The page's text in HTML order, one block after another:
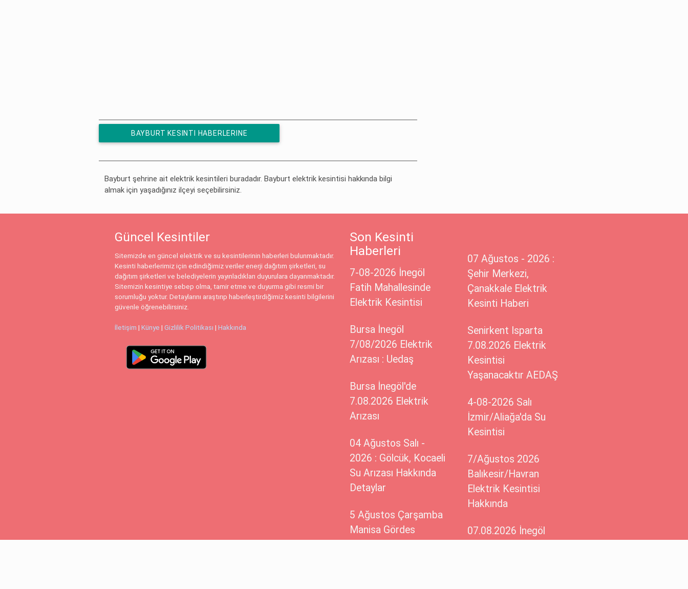
BAYBURT KESINTI HABERLERINE
Bayburt şehrine ait elektrik kesintileri buradadır. Bayburt elektrik kesintisi hakkında bilgi
almak için yaşadığınız ilçeyi seçebilirsiniz.
Güncel Kesintiler
Sitemizde en güncel elektrik ve su kesintilerinin haberleri bulunmaktadır.
Kesinti haberlerimiz için edindiğimiz veriler enerji dağıtım şirketleri, su
dağıtım şirketleri ve belediyelerin yayınladıkları duyurulara dayanmaktadır.
Sitemizin kesintiye sebep olma, tamir etme ve duyurma gibi resmi bir
sorumluğu yoktur. Detaylarını araştırıp haberleştirdiğimiz kesinti bilgilerini
güvenle öğrenebilirsiniz.
İletişim |Künye |Gizlilik Politikası |Hakkında
Son Kesinti
Haberleri
7-08-2026 İnegöl
Fatih Mahallesinde
Elektrik Kesintisi
Bursa İnegöl
7/08/2026 Elektrik
Arızası : Uedaş
Bursa İnegöl'de
7.08.2026 Elektrik
Arızası
04 Ağustos Salı -
2026 : Gölcük, Kocaeli
Su Arızası Hakkında
Detaylar
5 Ağustos Çarşamba
Manisa Gördes
07 Ağustos - 2026 :
Şehir Merkezi,
Çanakkale Elektrik
Kesinti Haberi
Senirkent Isparta
7.08.2026 Elektrik
Kesintisi
Yaşanacaktır AEDAŞ
4-08-2026 Salı
İzmir/Aliağa'da Su
Kesintisi
7/Ağustos 2026
Balıkesir/Havran
Elektrik Kesintisi
Hakkında
07.08.2026 İnegöl